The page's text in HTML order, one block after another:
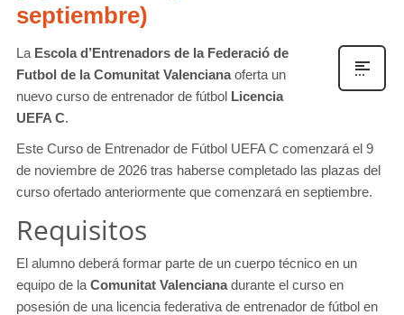
septiembre)
La Escola d’Entrenadors de la Federació de
Futbol de la Comunitat Valencianaoferta un
nuevo curso de entrenador de fútbol Licencia
UEFA C.
Este Curso de Entrenador de Fútbol UEFA C comenzará el 9
de noviembre de 2026 tras haberse completado las plazas del
curso ofertado anteriormente que comenzará en septiembre.
Requisitos
El alumno deberá formar parte de un cuerpo técnico en un
equipo de la Comunitat Valencianadurante el curso en
posesión de una licencia federativa de entrenador de fútbol en